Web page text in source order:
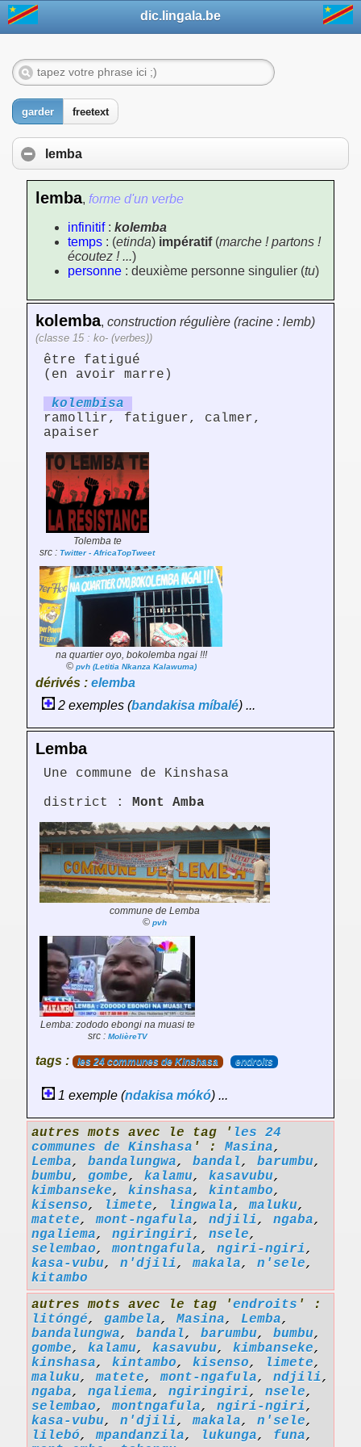
dic.lingala.be
garder freetext
lemba
lemba, forme d'un verbe
infinitif: kolemba
temps : (etinda) impératif(marche ! partons !
écoutez ! ...)
personne : deuxième personne singulier (tu)
kolemba, construction régulière (racine : lemb)
(classe 15 : ko- (verbes))
être fatigué
(en avoir marre)
kolembisa
ramollir, fatiguer, calmer,
apaiser
Tolemba te
src : Twitter - AfricaTopTweet
na quartier oyo, bokolemba ngai !!!
© pvh (Letitia Nkanza Kalawuma)
dérivés : elemba
2 exemples (bandakisa míbalé) ...
Lemba
Une commune de Kinshasa
district : Mont Amba
commune de Lemba
© pvh
Lemba: zododo ebongi na muasi te
src : MolièreTV
tags : les 24 communes de Kinshasa endroits
1 exemple (ndakisa mókó) ...
autres mots avec le tag ' les 24
communes de Kinshasa ' : Masina,
Lemba, bandalungwa, bandal, barumbu,
bumbu, gombe, kalamu, kasavubu,
kimbanseke, kinshasa, kintambo,
kisenso, limete, lingwala,maluku,
matete,mont-ngafula, ndjili, ngaba,
ngaliema, ngiringiri, nsele,
selembao,montngafula, ngiri-ngiri,
kasa-vubu, n'djili,makala, n'sele,
kitambo
autres mots avec le tag 'endroits ' :
litóngé, gambela, Masina, Lemba,
bandalungwa, bandal, barumbu, bumbu,
gombe, kalamu, kasavubu, kimbanseke,
kinshasa, kintambo, kisenso, limete,
maluku,matete,mont-ngafula, ndjili,
ngaba, ngaliema, ngiringiri, nsele,
selembao,montngafula, ngiri-ngiri,
kasa-vubu, n'djili,makala, n'sele,
lilebó,mpandanzila, lukunga, funa,